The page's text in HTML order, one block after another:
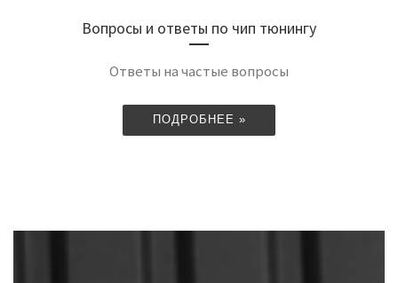
Вопросы и ответы по чип тюнингу
Ответы на частые вопросы
ПОДРОБНЕЕ »